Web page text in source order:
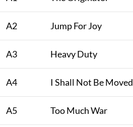
A2 Jump For Joy
A3 Heavy Duty
A4 I Shall Not Be Moved
A5 Too Much War